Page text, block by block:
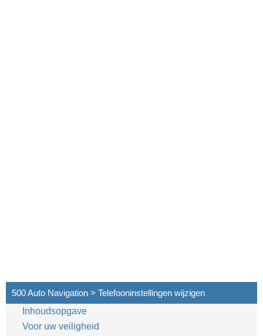
500 Auto Navigation > Telefooninstellingen wijzigen
Inhoudsopgave
Voor uw veiligheid